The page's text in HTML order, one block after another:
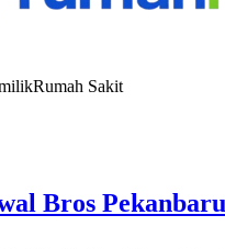
Rumah Sakit
Bros Pekanbaru